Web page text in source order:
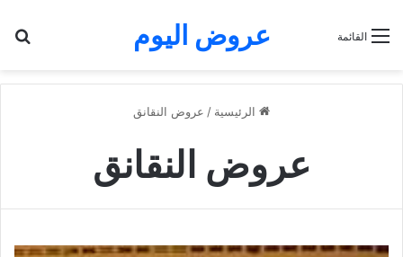
عروض اليوم القائمة
الرئيسية / عروض النقانق
عروض النقانق